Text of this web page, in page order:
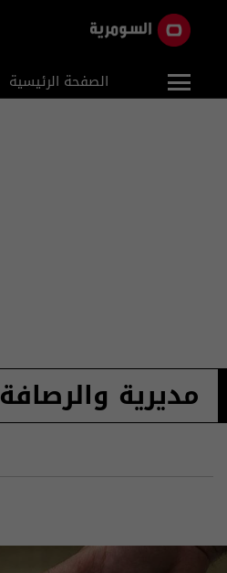
الصفحة الرئيسية
مديرية والرصافة